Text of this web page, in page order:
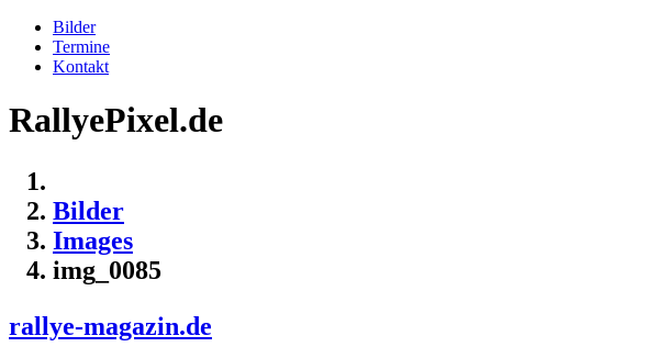
Bilder
Termine
Kontakt
RallyePixel.de
Bilder
Images
img_0085
rallye-magazin.de